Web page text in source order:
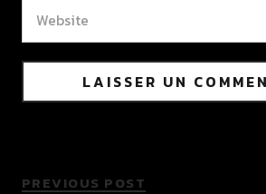
PREVIOUS POST